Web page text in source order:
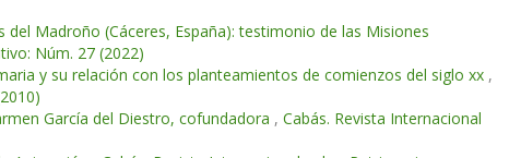
Madroño (Cáceres, España): testimonio de las Misiones
Núm. 27 (2022)
y su relación con los planteamientos de comienzos del siglo xx ,
García del Diestro, cofundadora , Cabás. Revista Internacional